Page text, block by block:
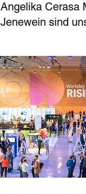
Angelika Cerasa
Jenewein sind